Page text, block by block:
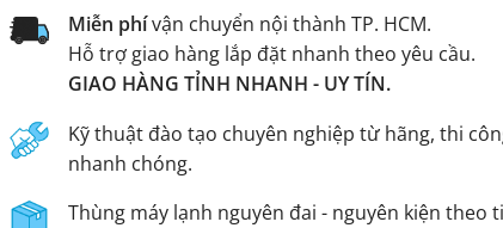
Miễn phívận chuyển nội thành TP. HCM.
Hỗ trợ giao hàng lắp đặt nhanh theo yêu cầu.
GIAO HÀNG TỈNH NHANH - UY TÍN.
Kỹ thuật đào tạo chuyên nghiệp từ hãng, thi
nhanh chóng.
Thùng máy lạnh nguyên đai - nguyên kiện theo